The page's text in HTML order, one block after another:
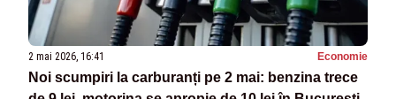
2 mai 2026, 16:41 Economie
Noi scumpiri la carburanți pe 2 mai: benzina trece